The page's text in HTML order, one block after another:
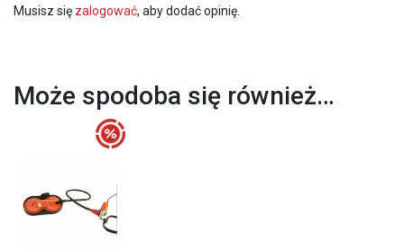
Musisz się zalogować, aby dodać opinię.
Może spodoba się również…